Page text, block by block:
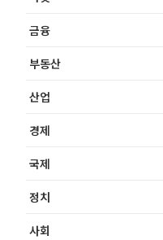
금융
부동산
산업
경제
국제
정치
사회